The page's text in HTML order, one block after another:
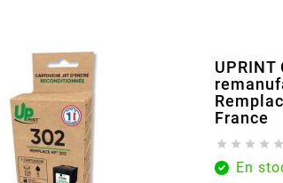
France
    
En